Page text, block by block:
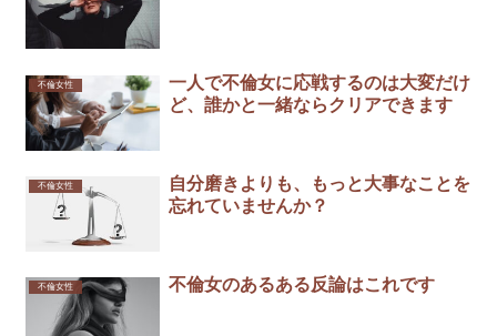
不倫女性
一人で不倫女に応戦するのは大変だけ
ど、誰かと一緒ならクリアできます
不倫女性
自分磨きよりも、もっと大事なことを
忘れていませんか？￼
不倫女性 不倫女のあるある反論はこれです